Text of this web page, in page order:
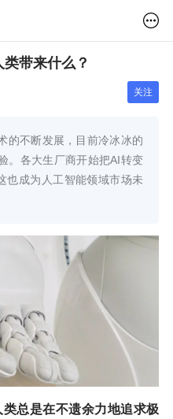
带来什么？
关注
的不断发展，目前冷冰冰的
。各大生厂商开始把AI转变
也成为人工智能领域市场未
总是在不遗余力地追求极